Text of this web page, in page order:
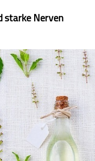
starke Nerven